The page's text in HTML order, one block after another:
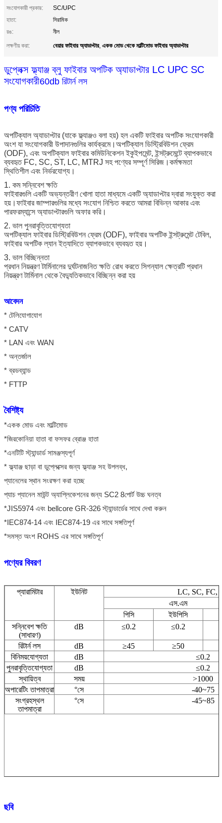
সংযোগকারী প্রকার:
SC/UPC
হাতা:
সিরামিক
রঙ:
নীল
লক্ষণীয় করা:
বেয়ার ফাইবার অ্যাডাপ্টার, একক মোড থেকে মাল্টিমোড ফাইবার অ্যাডাপ্টার
ডুপ্লেক্স ফ্ল্যাঞ্জ ব্লু ফাইবার অপটিক অ্যাডাপ্টার LC UPC SC
সংযোগকারী60db রিটার্ন লস
পণ্য পরিচিতি
অপটিক্যাল অ্যাডাপ্টার (যাকে ফ্ল্যাঞ্জও বলা হয়) হল একটি ফাইবার অপটিক সংযোগকারী
অংশ যা সংযোগকারী উপাদানগুলির কার্যক্রমে।অপটিক্যাল ডিস্ট্রিবিউশন ফ্রেম
(ODF), এবং অপটিক্যাল ফাইবার কমিউনিকেশন ইকুইপমেন্ট, ইন্সট্রুমেন্টে ব্যাপকভাবে
ব্যবহৃত FC, SC, ST, LC, MTRJ সহ পণ্যের সম্পূর্ণ সিরিজ।কর্মক্ষমতা
স্থিতিশীল এবং নির্ভরযোগ্য।
1. কম সন্নিবেশ ক্ষতি
ফাইবারগুলি একটি অভ্যন্তরীণ খোলা হাতা মাধ্যমে একটি অ্যাডাপ্টার দ্বারা সংযুক্ত করা
হয়।ফাইবার জাম্পারগুলির মধ্যে সংযোগ নিশ্চিত করতে আমরা বিভিন্ন আকার এবং
পারফরম্যান্সে অ্যাডাপ্টারগুলি অফার করি।
2. ভাল পুনরাবৃত্তিযোগ্যতা
অপটিক্যাল ফাইবার ডিস্ট্রিবিউশন ফ্রেম (ODF), ফাইবার অপটিক ইন্সট্রুমেন্ট টেবিল,
ফাইবার অপটিক ল্যান ইত্যাদিতে ব্যাপকভাবে ব্যবহৃত হয়।
3. ভাল বিচ্ছিন্নতা
প্রধান নিয়ন্ত্রণ টার্মিনালের দুর্ঘটনাজনিত ক্ষতি রোধ করতে সিগন্যাল ক্ষেত্রটি প্রধান
নিয়ন্ত্রণ টার্মিনাল থেকে বৈদ্যুতিকভাবে বিচ্ছিন্ন করা হয়
আবেদন
* টেলিযোগাযোগ
* CATV
* LAN এবং WAN
* অন্তর্জাল
* ব্রডব্যান্ড
* FTTP
বৈশিষ্ট্য
*একক মোড এবং মাল্টিমোড
*জিরকোনিয়া হাতা বা ফসফর ব্রোঞ্জ হাতা
*এনটিটি স্ট্যান্ডার্ড সামঞ্জস্যপূর্ণ
* ফ্ল্যাঞ্জ ছাড়া বা ডুপ্লেক্সের জন্য ফ্ল্যাঞ্জ সহ উপলব্ধ,
প্যানেলের স্থান সংরক্ষণ করা হচ্ছে
প্যাচ প্যানেল মাউন্ট অ্যাপ্লিকেশনের জন্য SC2 8পোর্ট উচ্চ ঘনত্ব
*JIS5974 এবং bellcore GR-326 স্ট্যান্ডার্ডের সাথে দেখা করুন
*IEC874-14 এবং IEC874-19 এর সাথে সঙ্গতিপূর্ণ
*সমস্ত অংশ ROHS এর সাথে সঙ্গতিপূর্ণ
পণ্যের বিবরণ
প্যারামিটার ইউনিট
LC, SC, FC,
এস.এম
পিসি
ইউপিসি
সন্নিবেশ ক্ষতি
(সাধারণ)
dB ≤0.2 ≤0.2
রিটার্ন লস dB ≥45 ≥50
বিনিময়যোগ্যতা
dB
≤0.2
পুনরাবৃত্তিযোগ্যতা
dB
≤0.2
স্থায়িত্ব
সময়
>1000
অপারেটিং তাপমাত্রা
°সে
-40~75
সংগ্রহস্থল
তাপমাত্রা
°সে -45~85
ছবি